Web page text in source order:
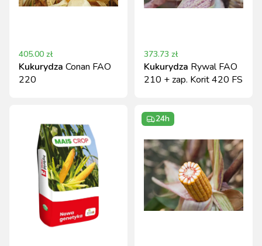
405.00 zł
Kukurydza Conan FAO
220
373.73 zł
Kukurydza Rywal FAO
210 + zap. Korit 420 FS
24h